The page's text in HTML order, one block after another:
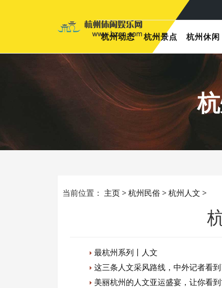
杭州动态 杭州景点 杭州休闲
当前位置： 主页>杭州民俗 >杭州人文 >
最杭州系列丨人文
这三条人文采风路线，中外记者看
美丽杭州的人文亚运盛宴，让你看